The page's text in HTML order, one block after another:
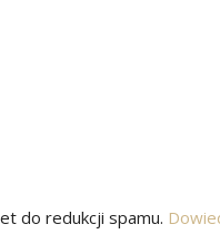
do redukcji spamu.